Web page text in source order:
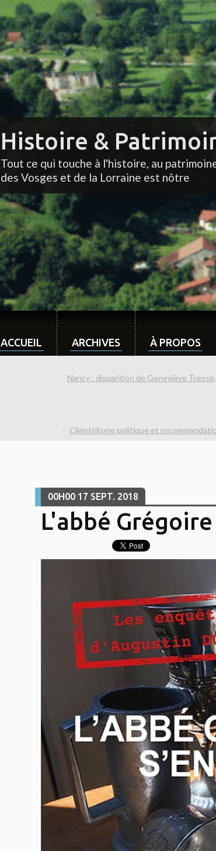
Histoire &
Tout ce qui touche à l'histoire, au
des Vosges et de la Lorraine est nôtre
ACCUEIL ARCHIVES À PROPOS
Nancy : disparition de Geneviève
Clientélisme politique et
00H00 17 SEPT. 2018
L'abbé